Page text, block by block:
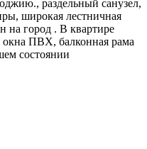
раздельный санузел,
широкая лестничная
на город . В квартире
ПВХ, балконная рама
состоянии